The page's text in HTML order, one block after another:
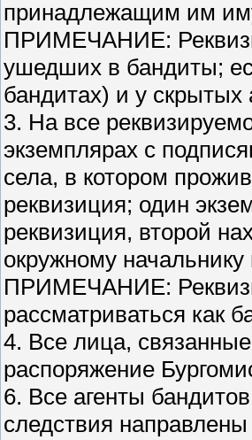
принадлежащим им
ПРИМЕЧАНИЕ:
ушедших в бандиты;
бандитах) и у скрытых
3. На все
экземплярах с
села, в котором
реквизиция; один
реквизиция, второй
окружному
ПРИМЕЧАНИЕ:
рассматриваться как
4. Все лица,
распоряжение
6. Все агенты
следствия направлены